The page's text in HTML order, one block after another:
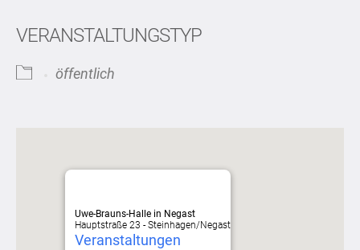
VERANSTALTUNGSTYP
öffentlich
Uwe-Brauns-Halle in Negast
Hauptstraße 23 - Steinhagen/Negast
Veranstaltungen